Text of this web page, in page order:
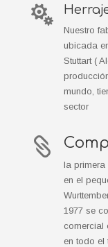

Nuestro
ubicada
Stuttart (
mundo,
sector

la primera
en el
1977 se
comercial
en todo el